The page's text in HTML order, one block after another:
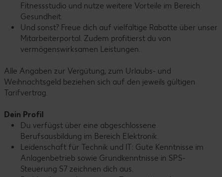
Fitnessstudio und nutze weitere Vorteile im Bereich
Gesundheit.
Und sonst? Freue dich auf vielfältige Rabatte über unser
Mitarbeiterportal. Zudem profitierst du von
vermögenswirksamen Leistungen.
Alle Angaben zur Vergütung, zum Urlaubs- und
Weihnachtsgeld beziehen sich auf den jeweils gültigen
Tarifvertrag.
Dein Profil
Du verfügst über eine abgeschlossene
Berufsausbildung im Bereich Elektronik.
Leidenschaft für Technik und IT: Gute Kenntnisse im
Anlagenbetrieb sowie Grundkenntnisse in SPS-
Steuerung S7 zeichnen dich aus.